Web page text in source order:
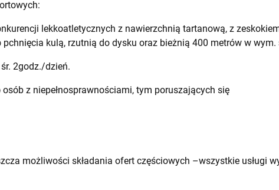
lekkoatletycznych z nawierzchnią tartanową, z
kulą, rzutnią do dysku oraz bieżnią 400 metrów w
2godz./dzień.
z niepełnosprawnościami, tym poruszających się
możliwości składania ofert częściowych –wszystkie usługi